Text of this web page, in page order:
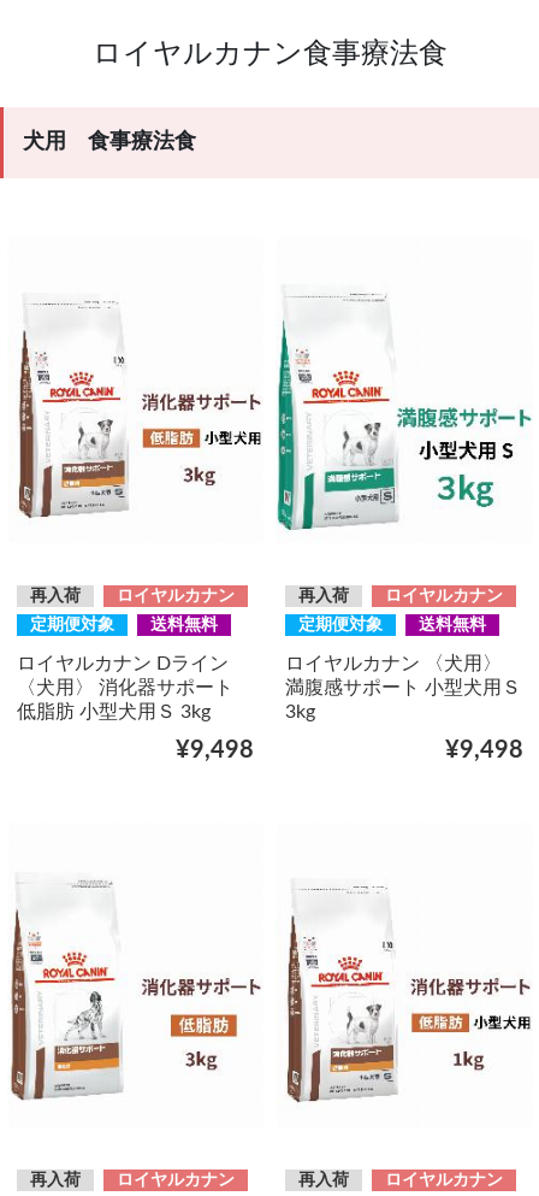
ロイヤルカナン食事療法食
犬用 食事療法食
再入荷
ロイヤルカナン
定期便対象
送料無料
ロイヤルカナン Dライン
〈犬用〉 消化器サポート
低脂肪 小型犬用Ｓ 3kg
¥9,498
再入荷
ロイヤルカナン
定期便対象
送料無料
ロイヤルカナン 〈犬用〉
満腹感サポート 小型犬用Ｓ
3kg
¥9,498
再入荷
ロイヤルカナン
再入荷
ロイヤルカナン